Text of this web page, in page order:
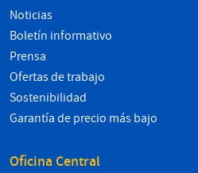
Noticias
Boletín informativo
Prensa
Ofertas de trabajo
Sostenibilidad
Garantía de precio más bajo
Oficina Central